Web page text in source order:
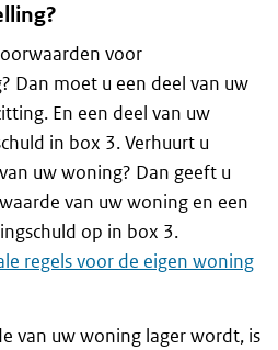
voor
Dan moet u een deel van uw
En een deel van uw
in box 3. Verhuurt u
uw woning? Dan geeft u
van uw woning en een
op in box 3.
regels voor de eigen woning
van uw woning lager wordt, is